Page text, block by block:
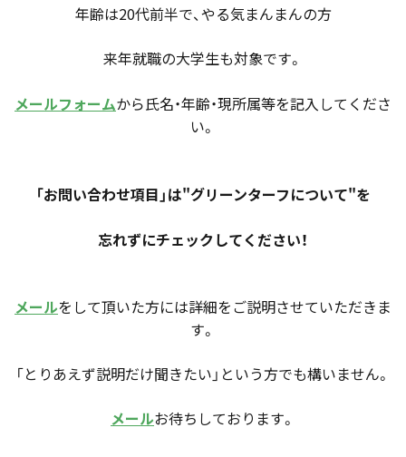
年齢は20代前半で、やる気まんまんの方
来年就職の大学生も対象です。
メールフォームから氏名・年齢・現所属等を記入してくださ
い。
「お問い合わせ項目」は"グリーンターフについて"を
忘れずにチェックしてください！
メールをして頂いた方には詳細をご説明させていただきま
す。
「とりあえず説明だけ聞きたい」という方でも構いません。
メールお待ちしております。